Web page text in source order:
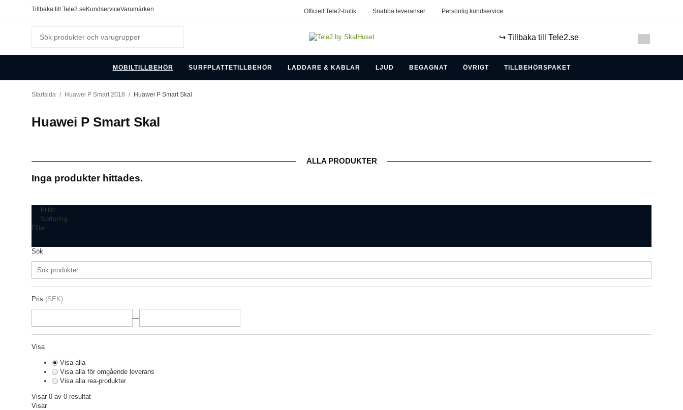
Tillbaka till Tele2.se KundserviceVarumärken Officiell Tele2-butik Snabba leveranser Personlig kundservice
↪️ Tillbaka till Tele2.se
MOBILTILLBEHÖR SURFPLATTETILLBEHÖR LADDARE & KABLAR LJUD BEGAGNAT ÖVRIGT TILLBEHÖRSPAKET
Startsida / Huawei P Smart 2018 / Huawei P Smart Skal
Huawei P Smart Skal
ALLA PRODUKTER
Inga produkter hittades.
Filter
Sortering
Filter
Sök
Pris (SEK)
—
Visa
Visa alla
Visa alla för omgående leverans
Visa alla rea-produkter
Visar 0 av 0 resultat
Visar